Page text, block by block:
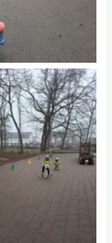
No Caption